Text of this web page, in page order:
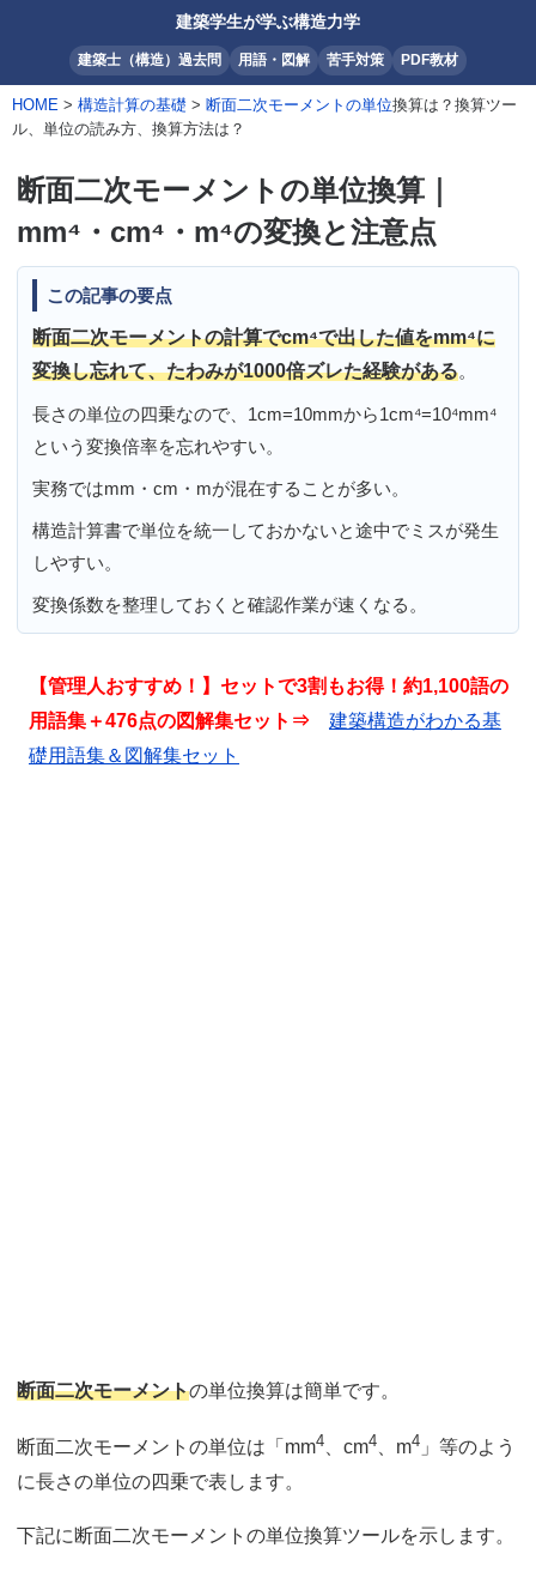
建築学生が学ぶ構造力学
建築士（構造）過去問 用語・図解 苦手対策 PDF教材
HOME > 構造計算の基礎 > 断面二次モーメントの単位換算は？換算ツー
ル、単位の読み方、換算方法は？
断面二次モーメントの単位換算｜
mm⁴・cm⁴・m⁴の変換と注意点
この記事の要点
断面二次モーメントの計算でcm⁴で出した値をmm⁴に
変換し忘れて、たわみが1000倍ズレた経験がある。
長さの単位の四乗なので、1cm=10mmから1cm⁴=10⁴mm⁴
という変換倍率を忘れやすい。
実務ではmm・cm・mが混在することが多い。
構造計算書で単位を統一しておかないと途中でミスが発生
しやすい。
変換係数を整理しておくと確認作業が速くなる。
【管理人おすすめ！】セットで3割もお得！約1,100語の
用語集＋476点の図解集セット⇒ 建築構造がわかる基
礎用語集＆図解集セット
断面二次モーメントの単位換算は簡単です。
断面二次モーメントの単位は「mm4 、cm4 、m4 」等のよう
に長さの単位の四乗で表します。
下記に断面二次モーメントの単位換算ツールを示します。